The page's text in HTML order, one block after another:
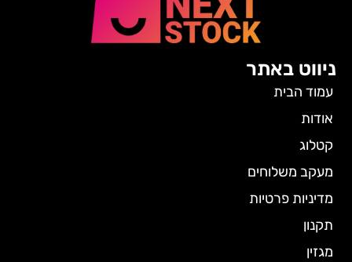
ניווט באתר
עמוד הבית
אודות
קטלוג
מעקב משלוחים
מדיניות פרטיות
תקנון
מגזין